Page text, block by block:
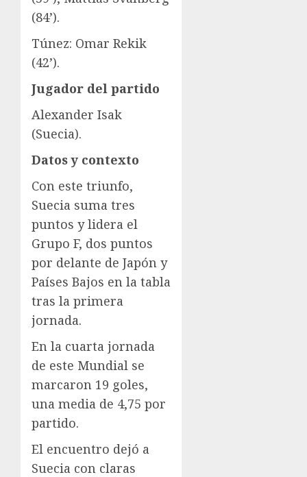
(84’).
Túnez: Omar Rekik
(42’).
Jugador del partido
Alexander Isak
(Suecia).
Datos y contexto
Con este triunfo,
Suecia suma tres
puntos y lidera el
Grupo F, dos puntos
por delante de Japón y
Países Bajos en la tabla
tras la primera
jornada.
En la cuarta jornada
de este Mundial se
marcaron 19 goles,
una media de 4,75 por
partido.
El encuentro dejó a
Suecia con claras